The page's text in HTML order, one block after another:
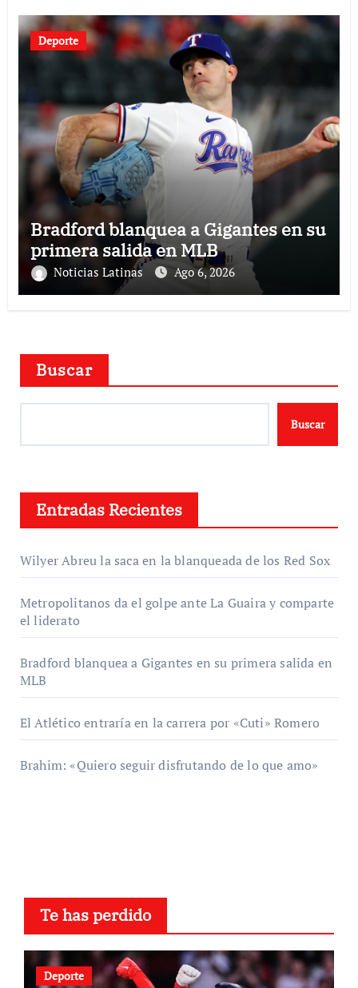
Deporte
Bradford blanquea a Gigantes en su
primera salida en MLB
Noticias Latinas Ago 6, 2026
Buscar
Buscar
Entradas Recientes
Wilyer Abreu la saca en la blanqueada de los Red Sox
Metropolitanos da el golpe ante La Guaira y comparte
el liderato
Bradford blanquea a Gigantes en su primera salida en
MLB
El Atlético entraría en la carrera por «Cuti» Romero
Brahim: «Quiero seguir disfrutando de lo que amo»
Te has perdido
Deporte